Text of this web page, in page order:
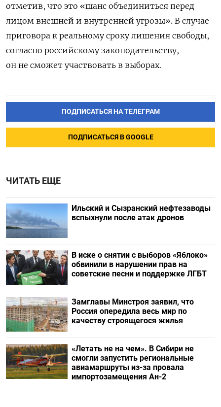
отметив, что это «шанс объединиться перед
лицом внешней и внутренней угрозы». В случае
приговора к реальному сроку лишения свободы,
согласно российскому законодательству,
он не сможет участвовать в выборах.
ПОДПИСАТЬСЯ НА ТЕЛЕГРАМ
ПОДПИСАТЬСЯ В GOOGLE
ЧИТАТЬ ЕЩЕ
Ильский и Сызранский нефтезаводы
вспыхнули после атак дронов
В иске о снятии с выборов «Яблоко»
обвинили в нарушении прав на
советские песни и поддержке ЛГБТ
Замглавы Минстроя заявил, что
Россия опередила весь мир по
качеству строящегося жилья
«Летать не на чем». В Сибири не
смогли запустить региональные
авиамаршруты из-за провала
импортозамещения Ан-2